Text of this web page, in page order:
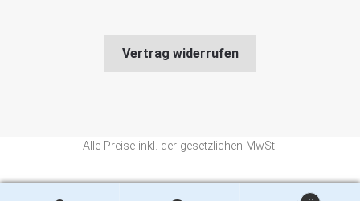
Vertrag widerrufen
Alle Preise inkl. der gesetzlichen MwSt.